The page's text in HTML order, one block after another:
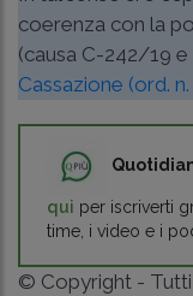
coerenza con la
(causa C-242/19 e
Cassazione (ord.
qui per iscriverti
time, i video e i
© Copyright - Tutti